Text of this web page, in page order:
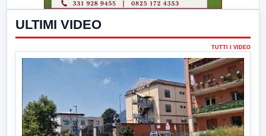
ULTIMI VIDEO
TUTTI I VIDEO